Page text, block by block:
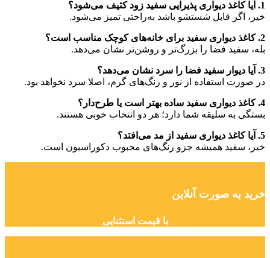
1. آیا کاغذ دیواری پذیرایی سفید زود کثیف می‌شود؟
خیر، اگر قابل شستشو باشد به‌راحتی تمیز می‌شود.
2. کاغذ دیواری سفید برای خانه‌های کوچک مناسب است؟
بله، سفید فضا را بزرگ‌تر و روشن‌تر نشان می‌دهد.
3. آیا دیوار سفید فضا را سرد نشان می‌دهد؟
در صورت استفاده از نور و رنگ‌های گرم، اصلا سرد نخواهد بود.
4. کاغذ دیواری سفید ساده بهتر است یا طرح‌دار؟
بستگی به سلیقه شما دارد؛ هر دو انتخاب خوبی هستند.
5. آیا کاغذ دیواری سفید از مد می‌افتد؟
خیر، سفید همیشه جزو رنگ‌های محبوب دکوراسیون است.
خرید به صورت آنلاین
با قیمت استثنایی